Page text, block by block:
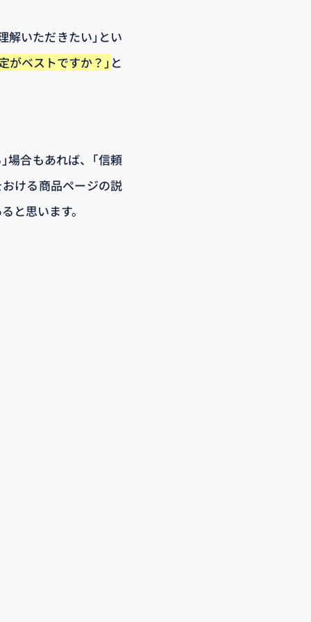
解いただきたい｣とい
がベストですか？｣ と
場合もあれば、｢信頼
ける商品ページの説
と思います。